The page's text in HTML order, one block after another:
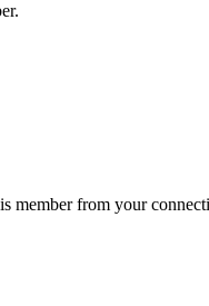
member from your